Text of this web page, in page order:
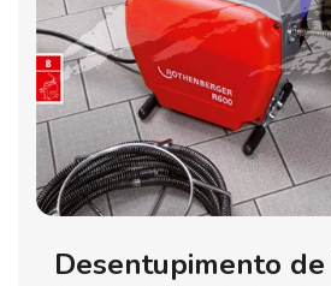
Desentupimento